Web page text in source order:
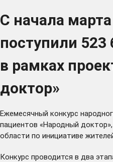
С начала
поступили 523
в рамках
доктор»
Ежемесячный конкурс
пациентов «Народный
области по инициативе
Конкурс проводится в два